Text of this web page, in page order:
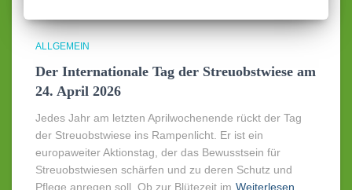
ALLGEMEIN
Der Internationale Tag der Streuobstwiese am
24. April 2026
Jedes Jahr am letzten Aprilwochenende rückt der Tag
der Streuobstwiese ins Rampenlicht. Er ist ein
europaweiter Aktionstag, der das Bewusstsein für
Streuobstwiesen schärfen und zu deren Schutz und
Pflege anregen soll. Ob zur Blütezeit im Weiterlesen